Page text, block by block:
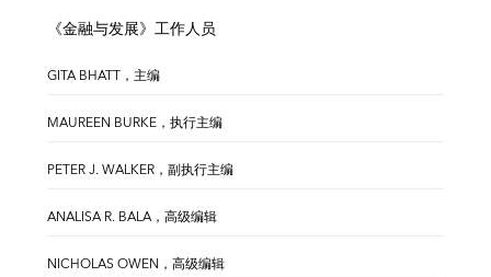
《金融与发展》工作人员
GITA BHATT，主编
MAUREEN BURKE，执行主编
PETER J. WALKER，副执行主编
ANALISA R. BALA，高级编辑
NICHOLAS OWEN，高级编辑